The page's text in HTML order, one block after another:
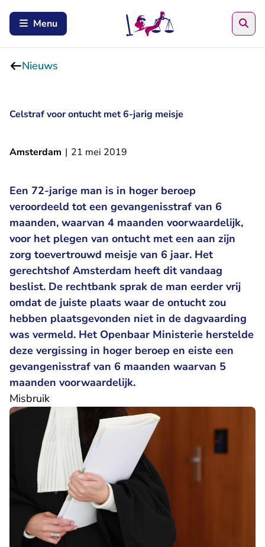
Menu
Nieuws
Celstraf voor ontucht met 6-jarig meisje
Amsterdam | 21 mei 2019
Een 72-jarige man is in hoger beroep
veroordeeld tot een gevangenisstraf van 6
maanden, waarvan 4 maanden voorwaardelijk,
voor het plegen van ontucht met een aan zijn
zorg toevertrouwd meisje van 6 jaar. Het
gerechtshof Amsterdam heeft dit vandaag
beslist. De rechtbank sprak de man eerder vrij
omdat de juiste plaats waar de ontucht zou
hebben plaatsgevonden niet in de dagvaarding
was vermeld. Het Openbaar Ministerie herstelde
deze vergissing in hoger beroep en eiste een
gevangenisstraf van 6 maanden waarvan 5
maanden voorwaardelijk.
Misbruik